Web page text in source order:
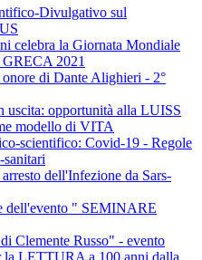
Divulgativo sul
celebra la Giornata Mondiale
2021
di Dante Alighieri - 2°
uscita: opportunità alla LUISS
modello di VITA
scientifico: Covid-19 - Regole
sanitari
dell'Infezione da Sars-
dell'evento " SEMINARE
Clemente Russo" - evento